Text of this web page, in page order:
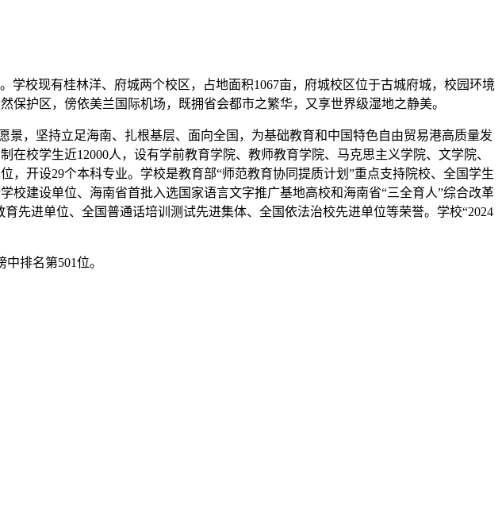
校现有桂林洋、府城两个校区，占地面积1067亩，府城校区位于古城府城，校园环境
护区，傍依美兰国际机场，既拥省会都市之繁华，又享世界级湿地之静美。
，坚持立足海南、扎根基层、面向全国，为基础教育和中国特色自由贸易港高质量发
校学生近12000人，设有学前教育学院、教师教育学院、马克思主义学院、文学院、
开设29个本科专业。学校是教育部“师范教育协同提质计划”重点支持院校、全国学生
建设单位、海南省首批入选国家语言文字推广基地高校和海南省“三全育人”综合改革
先进单位、全国普通话培训测试先进集体、全国依法治校先进单位等荣誉。学校“2024
排名第501位。